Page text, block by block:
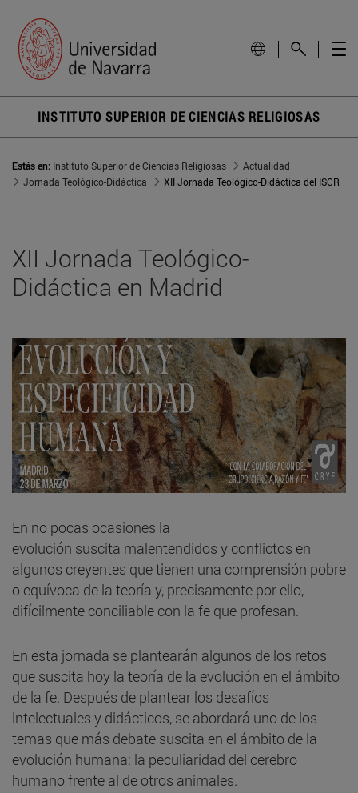
INSTITUTO SUPERIOR DE CIENCIAS RELIGIOSAS
Estás en: Instituto Superior de Ciencias Religiosas
Actualidad
Jornada Teológico-Didáctica
XII Jornada Teológico-Didáctica del ISCR
XII Jornada Teológico-
Didáctica en Madrid
En no pocas ocasiones la
evolución suscita malentendidos y conflictos en
algunos creyentes que tienen una comprensión pobre
o equívoca de la teoría y, precisamente por ello,
difícilmente conciliable con la fe que profesan.
En esta jornada se plantearán algunos de los retos
que suscita hoy la teoría de la evolución en el ámbito
de la fe. Después de plantear los desafíos
intelectuales y didácticos, se abordará uno de los
temas que más debate suscita en el ámbito de la
evolución humana: la peculiaridad del cerebro
humano frente al de otros animales.